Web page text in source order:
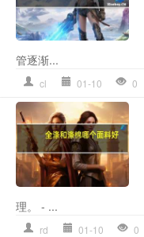
管逐渐...
cl 01-10 0
理。 - ...
rd 01-10 0